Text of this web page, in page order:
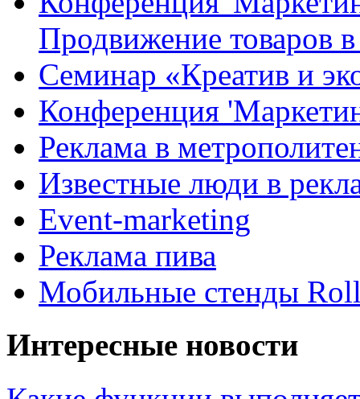
Продвижение товаров
Семинар «Креатив и
Конференция
Реклама в
Известные люди в
Event-marketing
Реклама пива
Мобильные стенды
Интересные новости